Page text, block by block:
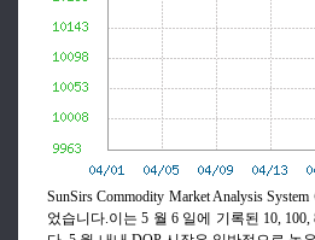
SunSirs Commodity Market Analysis
었습니다.이는 5 월 6 일에 기록된 10,